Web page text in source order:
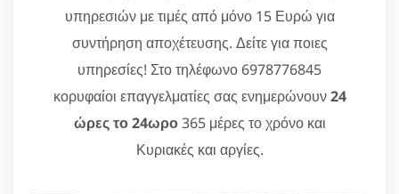
υπηρεσιών με τιμές από μόνο 15 Ευρώ για
συντήρηση αποχέτευσης. Δείτε για ποιες
υπηρεσίες! Στο τηλέφωνο 6978776845
κορυφαίοι επαγγελματίες σας ενημερώνουν24
ώρες το 24ωρο365 μέρες το χρόνο και
Κυριακές και αργίες.